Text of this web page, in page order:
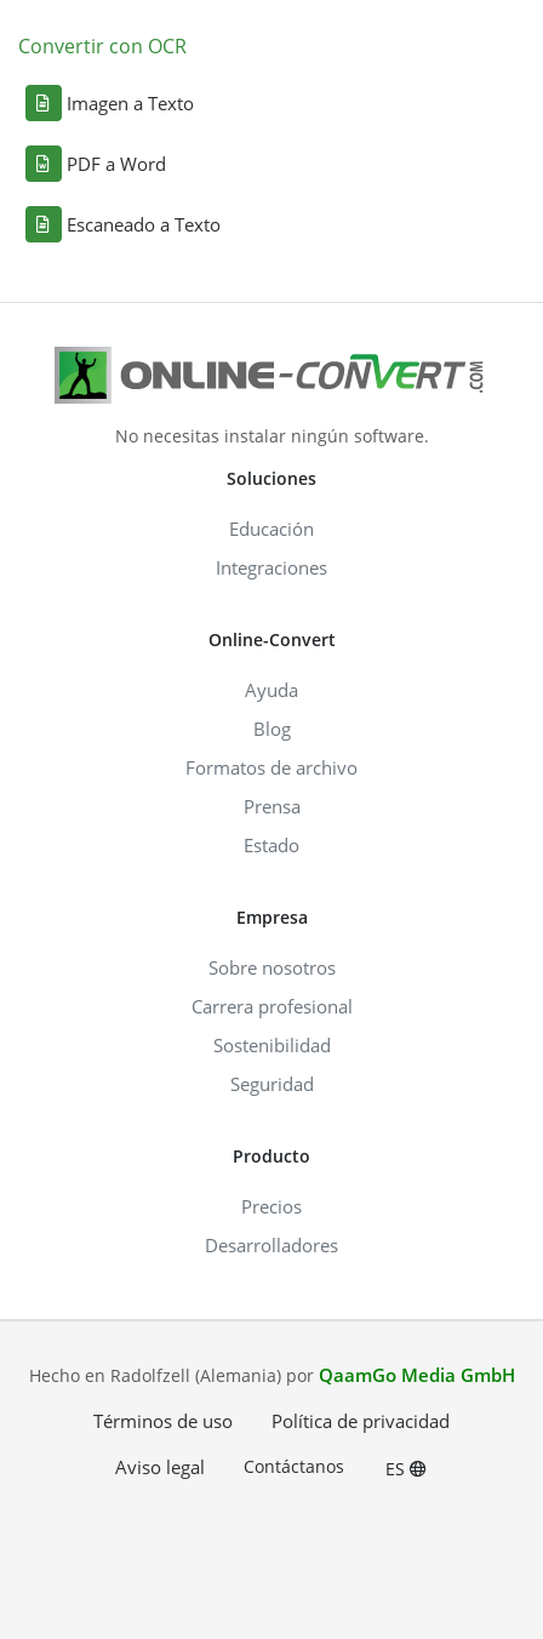
Convertir con OCR
Imagen a Texto
PDF a Word
Escaneado a Texto
No necesitas instalar ningún software.
Soluciones
Educación
Integraciones
Online-Convert
Ayuda
Blog
Formatos de archivo
Prensa
Estado
Empresa
Sobre nosotros
Carrera profesional
Sostenibilidad
Seguridad
Producto
Precios
Desarrolladores
Hecho en Radolfzell (Alemania) por QaamGo Media GmbH
Términos de uso
Política de privacidad
Aviso legal
Contáctanos ES